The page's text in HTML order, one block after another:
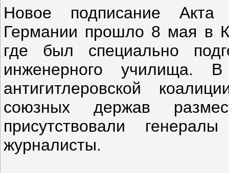
Новое подписание Акта
Германии прошло 8 мая в
где был специально
инженерного училища.
антигитлеровской
союзных держав
присутствовали
журналисты.